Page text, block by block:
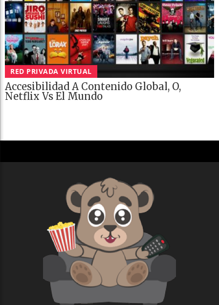
RED PRIVADA VIRTUAL
Accesibilidad A Contenido Global, O,
Netflix Vs El Mundo